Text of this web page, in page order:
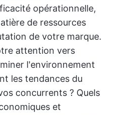
opérationnelle,
de ressources
de votre marque.
attention vers
l'environnement
les tendances du
concurrents ? Quels
et